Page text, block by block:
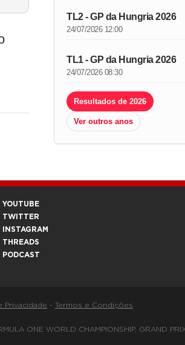
TL2 - GP da Hungria 2026
24/07/2026 12:00
TL1 - GP da Hungria 2026
24/07/2026 08:30
Resultados de 2026
Ver outros anos
YOUTUBE
TWITTER
INSTAGRAM
THREADS
PODCAST
Privacidade - Termos e Condições
ONE WORLD CHAMPIONSHIP, GRAND